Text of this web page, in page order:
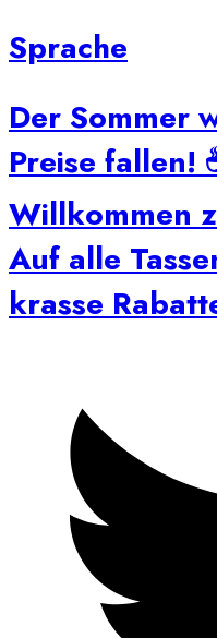
Sprache
Der Sommer
Preise fallen!
Willkommen
Auf alle
krasse